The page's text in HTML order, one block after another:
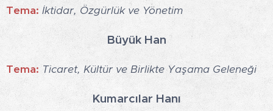
Tema: İktidar, Özgürlük ve Yönetim
Büyük Han
Tema: Ticaret, Kültür ve Birlikte Yaşama Geleneği
Kumarcılar Hanı